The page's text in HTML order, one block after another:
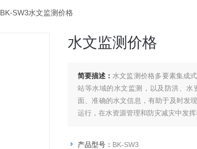
SW3水文监测价格
水文监测价格
简要描述： 水文监测价格多要素集成
站等水域的水文监测，以及防洪、
面、准确的水文信息，有助于及时发
运行，在水资源管理和防灾减灾中发
产品型号： BK-SW3